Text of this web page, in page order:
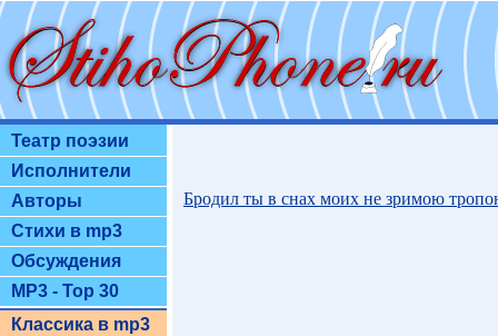
Театр поэзии
Исполнители
Авторы
Стихи в mp3
Обсуждения
MP3 - Top 30
Классика в mp3
Бродил ты в снах моих не зримою